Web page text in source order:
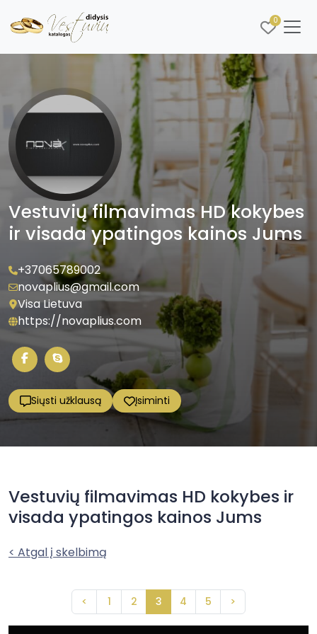
0
Vestuvių filmavimas HD kokybes
ir visada ypatingos kainos Jums
+37065789002
novaplius@gmail.com
Visa Lietuva
https://novaplius.com
Siųsti užklausą Įsiminti
Vestuvių filmavimas HD kokybes ir
visada ypatingos kainos Jums
< Atgal į skelbimą
< 1 2 3 4 5 >